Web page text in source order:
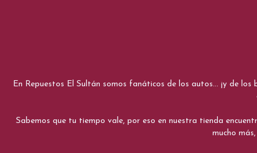
En Repuestos El Sultán somos fanáticos de los autos... ¡y de
Sabemos que tu tiempo vale, por eso en nuestra tienda
mucho